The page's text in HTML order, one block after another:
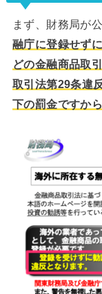
まず、財務局が
融庁に登録せず
どの金融商品取
取引法第29条違
下の罰金ですか